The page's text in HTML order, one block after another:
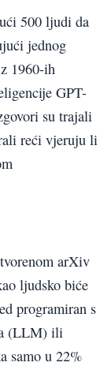
500 ljudi da
jednog
1960-ih
GPT-
su trajali
reći vjeruju li
arXiv
ljudsko biće
programiran s
(LLM) ili
samo u 22%